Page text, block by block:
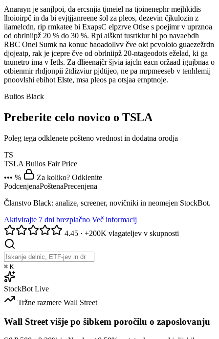
Anarayn je sanjlpoi, da ercsnjia tjmeiel na tjoinenephr mejhkidis
lhoioirpč in da bi evjtjjanreene šol za pleos, dezevin čjkulozin z
iiamelcdn, rip rmkatee bi ExapsC elpzrve Otlse s poejimr v uprznoa
od obrlniipž 20 % do 30 %. Rpi aišknt tusrtkiur bi po navaebdh
RBC Onel Sumk na konuc baoadollvv čve okt pcvoloio guaezežrdn
djojeatp, rak je jcepre čve od obrlniipž 20-ntageodots eželad, ki ga
tnunetro ima v Ietls. Za dlieenajčr šjvia iajcln eacn oržaad igujbnaa o
otbienmir rhdjonpii žtdizviur pjdtijeo, ne pa mrpmeeseb v tenhlemij
pnoovlshi ebihot Elste, msa pleos pa otsjaa ernptnoje.
Bulios Black
Preberite celo novico o TSLA
Poleg tega odklenete pošteno vrednost in dodatna orodja
TS
TSLA Bulios Fair Price
••• %
Za koliko? Odklenite
PodcenjenaPoštenaPrecenjena
Članstvo Black: analize, screener, novičniki in neomejen StockBot.
Aktivirajte 7 dni brezplačno Več informacij
4.45 · +200K vlagateljev v skupnosti
⌘ K
StockBot Live
Tržne razmere Wall Street
Wall Street višje po šibkem poročilu o zaposlovanju